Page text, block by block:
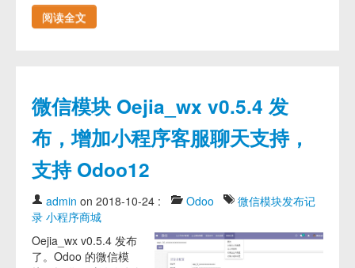
阅读全文
微信模块 Oejia_wx v0.5.4 发
布，增加小程序客服聊天支持，
支持 Odoo12
admin on 2018-10-24 : Odoo
微信模块发布记
录 小程序商城
Oejia_wx v0.5.4 发布
了。Odoo 的微信模